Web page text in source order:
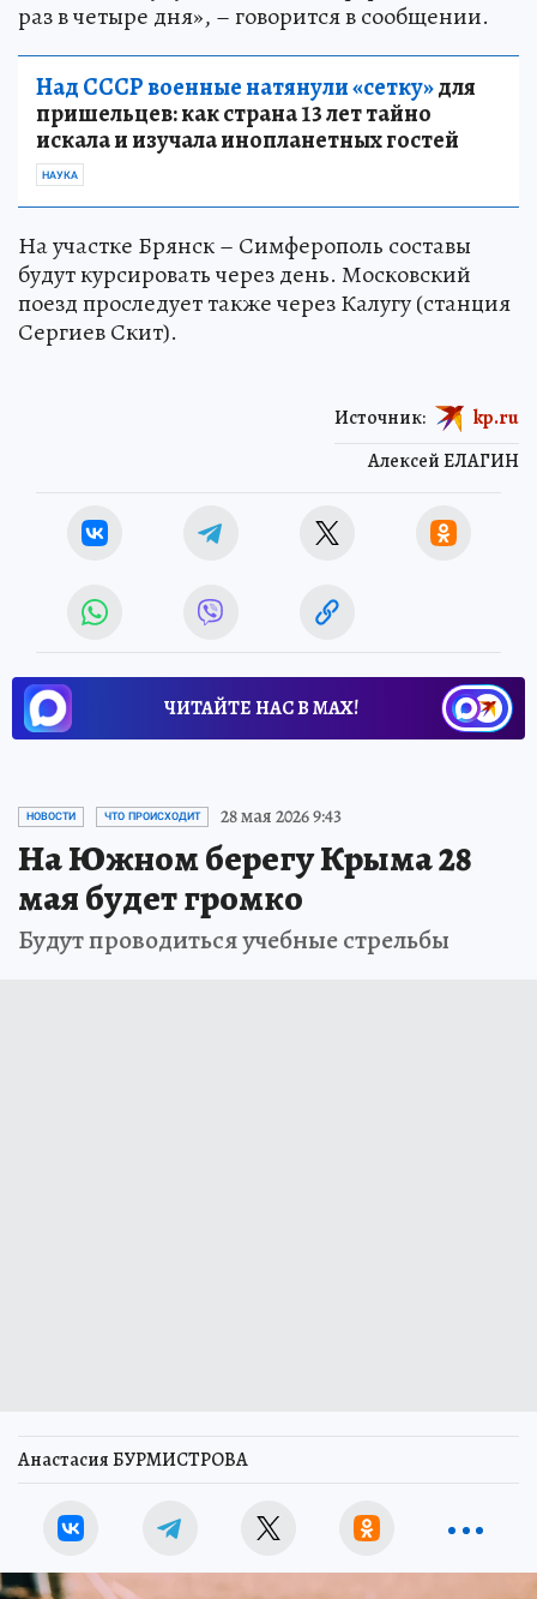
раз в четыре дня», – говорится в сообщении.
Над СССР военные натянули «сетку»для
пришельцев: как страна 13 лет тайно
искала и изучала инопланетных гостей
НАУКА
На участке Брянск – Симферополь составы
будут курсировать через день. Московский
поезд проследует также через Калугу (станция
Сергиев Скит).
Алексей ЕЛАГИН
Источник: kp.ru
ЧИТАЙТЕ НАС В МАХ!
НОВОСТИ ЧТО ПРОИСХОДИТ 28 мая 2026 9:43
На Южном берегу Крыма 28
мая будет громко
Будут проводиться учебные стрельбы
Анастасия БУРМИСТРОВА